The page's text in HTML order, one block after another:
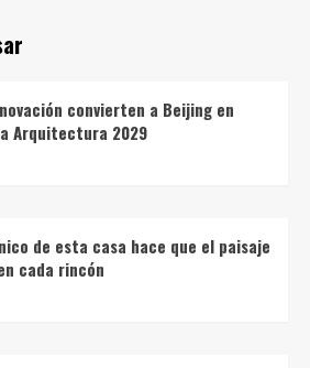
convierten a Beijing en
Arquitectura 2029
de esta casa hace que el paisaje
cada rincón